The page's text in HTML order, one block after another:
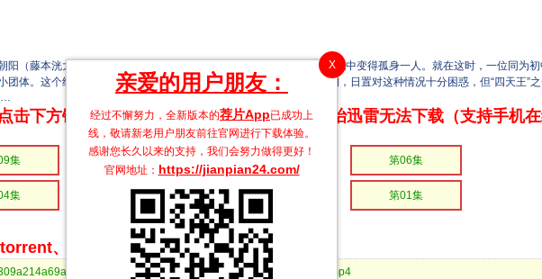
X
亲爱的用户朋友：
经过不懈努力，全新版本的荐片App已成功上
线，敬请新老用户朋友前往官网进行下载体验。
感谢您长久以来的支持，我们会努力做得更好！
官网地址： https://jianpian24.com/
（藤本洸大 饰）与要好的朋友分到不同班级，在修学旅行的小组分配中变得孤身一人。就在这时，一位同为
体。这个组合在学校里被称为“四天王”，都是人气极高的存在。起初，日置对这种情况十分困惑，但“四天王”
…
击下方链接 即可享受高速下载和在线播放 专治迅雷无法下载（支持手机在
集 第08集 第07集 第06集
集 第03集 第02集 第01集
、BitComet等bt客户端下载
修学旅行时被分进了合不来的组10.mp4